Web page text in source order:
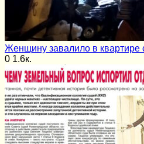
Женщину завалило в
0 1.6к.